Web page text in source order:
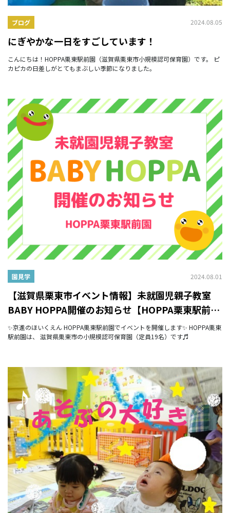
ブログ 2024.08.05
にぎやかな一日をすごしています！
こんにちは！HOPPA栗東駅前園（滋賀県栗東市小規模認可保育園）です。 ピ
カピカの日差しがとてもまぶしい季節になりました。
園見学 2024.08.01
【滋賀県栗東市イベント情報】未就園児親子教室
BABY HOPPA開催のお知らせ【HOPPA栗東駅前
園】
✨京進のほいくえん HOPPA栗東駅前園でイベントを開催します✨ HOPPA栗東
駅前園は、 滋賀県栗東市の小規模認可保育園（定員19名）です♬